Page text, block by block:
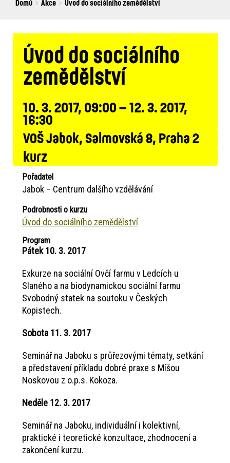
Breadcrumbs
You
Domů Akce Úvod do sociálního zemědělství
Úvod do sociálního
zemědělství
10. 3. 2017, 09:00 – 12. 3. 2017,
16:30
VOŠ Jabok, Salmovská 8, Praha 2
kurz
Pořadatel
Jabok – Centrum dalšího vzdělávání
Podrobnosti o kurzu
Úvod do sociálního zemědělství
Program
Pátek 10. 3. 2017
Exkurze na sociální Ovčí farmu v Ledcích u
Slaného a na biodynamickou sociální farmu
Svobodný statek na soutoku v Českých
Kopistech.
Sobota 11. 3. 2017
Seminář na Jaboku s průřezovými tématy, setkání
a představení příkladu dobré praxe s Míšou
Noskovou z o.p.s. Kokoza.
Neděle 12. 3. 2017
Seminář na Jaboku, individuální i kolektivní,
praktické i teoretické konzultace, zhodnocení a
zakončení kurzu.